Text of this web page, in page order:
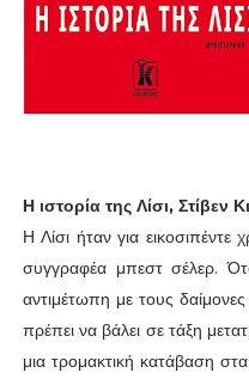
Η ιστορία της Λίσι, Στίβεν
Η Λίσι ήταν για
συγγραφέα μπεστ σέλερ.
αντιμέτωπη με τους
πρέπει να βάλει σε τάξη
μια τρομακτική κατάβαση